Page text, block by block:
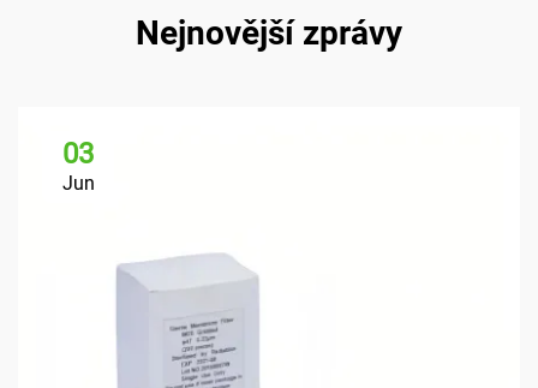
Nejnovější zprávy
03
Jun